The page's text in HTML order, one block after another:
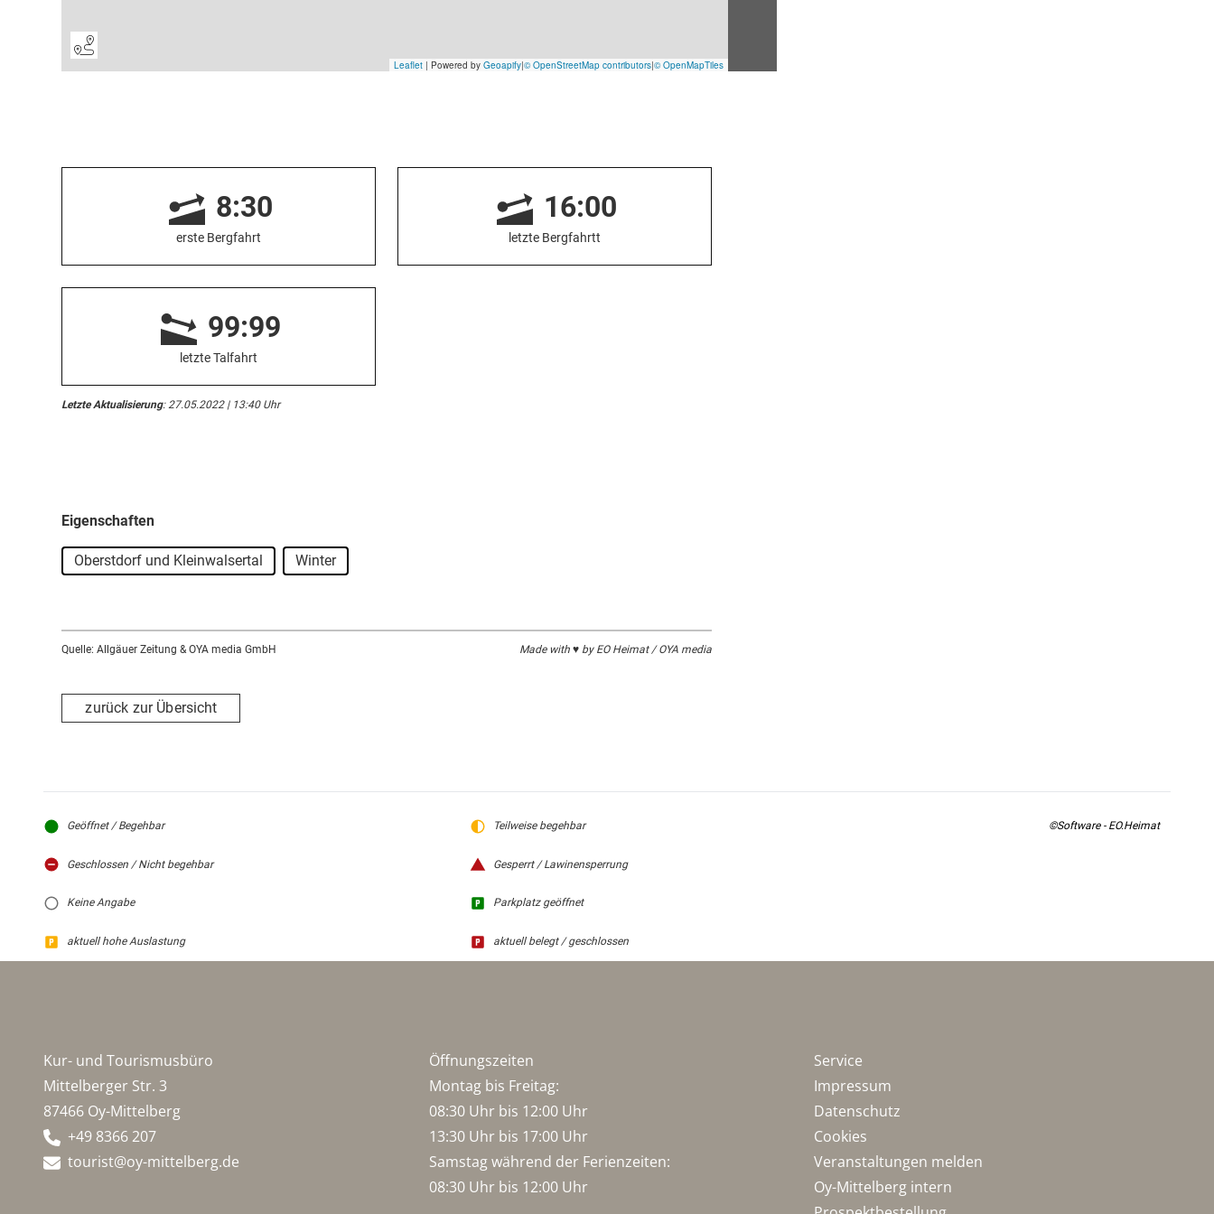
8:30
erste Bergfahrt
16:00
letzte Bergfahrtt
99:99
letzte Talfahrt
Letzte Aktualisierung: 27.05.2022 | 13:40 Uhr
Eigenschaften
Oberstdorf und Kleinwalsertal Winter
Quelle: Allgäuer Zeitung & OYA media GmbH Made with ♥ by EO Heimat / OYA media
zurück zur Übersicht
Geöffnet / Begehbar Teilweise begehbar
Geschlossen / Nicht begehbar Gesperrt / Lawinensperrung
Keine Angabe Parkplatz geöffnet
aktuell hohe Auslastung aktuell belegt / geschlossen
©Software - EO.Heimat
Kur- und Tourismusbüro
Mittelberger Str. 3
87466 Oy-Mittelberg
+49 8366 207
tourist@oy-mittelberg.de
Öffnungszeiten
Montag bis Freitag:
08:30 Uhr bis 12:00 Uhr
13:30 Uhr bis 17:00 Uhr
Samstag während der Ferienzeiten:
08:30 Uhr bis 12:00 Uhr
Service
Impressum
Datenschutz
Cookies
Veranstaltungen melden
Oy-Mittelberg intern